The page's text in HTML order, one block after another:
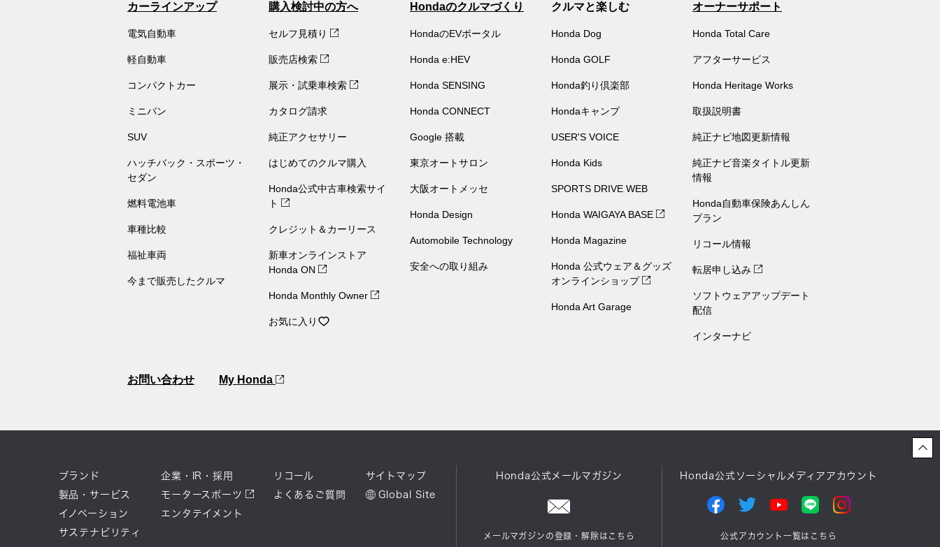
カーラインアップ
電気自動車
軽自動車
コンパクトカー
ミニバン
SUV
ハッチバック・スポーツ・
セダン
燃料電池車
車種比較
福祉車両
今まで販売したクルマ
購入検討中の方へ
セルフ見積り
販売店検索
展示・試乗車検索
カタログ請求
純正アクセサリー
はじめてのクルマ購入
Honda公式中古車検索サイ
ト
クレジット＆カーリース
新車オンラインストア
Honda ON
Honda Monthly Owner
お気に入り
Hondaのクルマづくり
HondaのEVポータル
Honda e:HEV
Honda SENSING
Honda CONNECT
Google 搭載
東京オートサロン
大阪オートメッセ
Honda Design
Automobile Technology
安全への取り組み
クルマと楽しむ
Honda Dog
Honda GOLF
Honda釣り倶楽部
Hondaキャンプ
USER'S VOICE
Honda Kids
SPORTS DRIVE WEB
Honda WAIGAYA BASE
Honda Magazine
Honda 公式ウェア＆グッズ
オンラインショップ
Honda Art Garage
オーナーサポート
Honda Total Care
アフターサービス
Honda Heritage Works
取扱説明書
純正ナビ地図更新情報
純正ナビ音楽タイトル更新
情報
Honda自動車保険あんしん
プラン
リコール情報
転居申し込み
ソフトウェアアップデート
配信
インターナビ
お問い合わせ My Honda
ブランド
製品・サービス
イノベーション
サステナビリティ
企業・IR・採用
モータースポーツ
エンタテイメント
リコール
よくあるご質問
サイトマップ
Global Site
Honda公式メールマガジン
メールマガジンの登録・解除はこちら
Honda公式ソーシャルメディアアカウント
公式アカウント一覧はこちら